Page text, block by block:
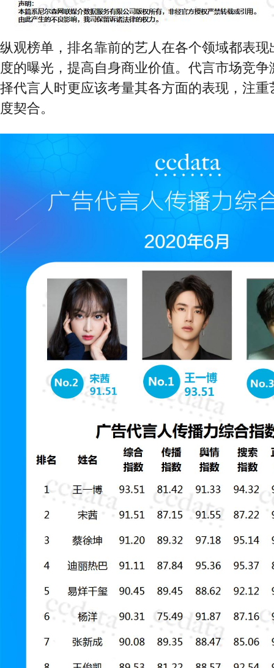
纵观榜单，排名靠前的艺人在各个领域都表现
度的曝光，提高自身商业价值。代言市场竞
择代言人时更应该考量其各方面的表现，注重
度契合。